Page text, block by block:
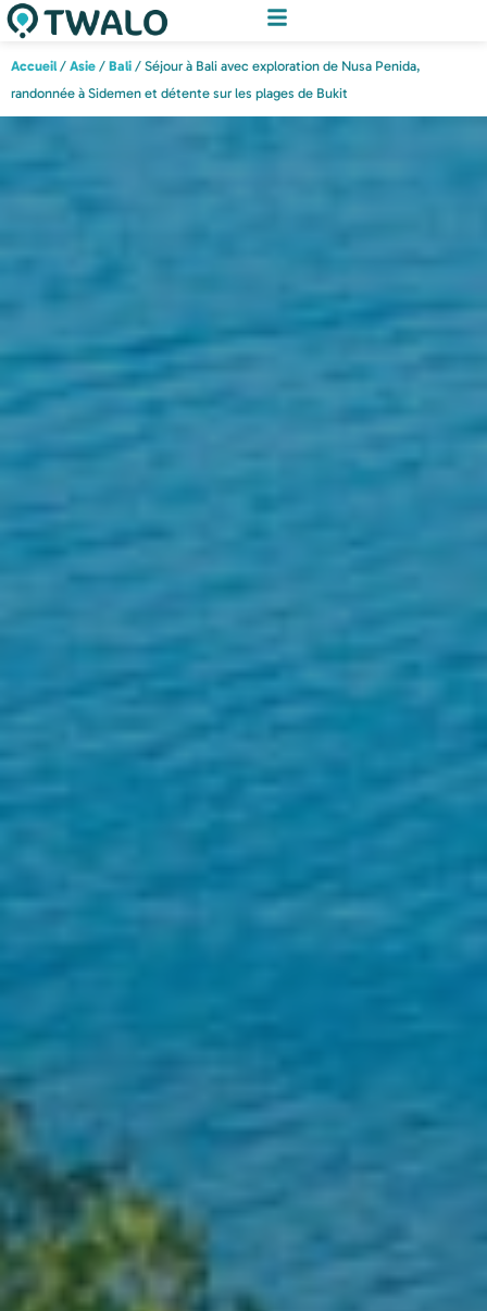
Accueil/ Asie / Bali / Séjour à Bali avec exploration de Nusa Penida,
randonnée à Sidemen et détente sur les plages de Bukit